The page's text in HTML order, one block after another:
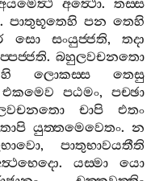
අත්‍ථො. තස‍්ස
. පාතුභූතෙහි පන තෙහි
සො සංයුජ‍්ජති,තදා
. බහුලවචනතො
හි ලොකස‍්ස
තෙසු
එකමෙව පඨමං,පච‍්ඡා
චාපි
එතං
යුත‍්තමෙවෙතං. න
,පාතුභාවයතීති
.යස‍්මා
යො